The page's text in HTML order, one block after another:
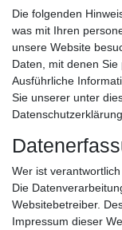
Die folgenden
was mit Ihren
unsere Website
Daten, mit denen Sie
Ausführliche
Sie unserer unter
Datenschutzerklärung.
Wer ist
Die
Websitebetreiber.
Impressum dieser